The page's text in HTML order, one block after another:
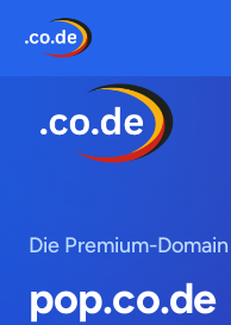
Die Premium-Domain
pop.co.de